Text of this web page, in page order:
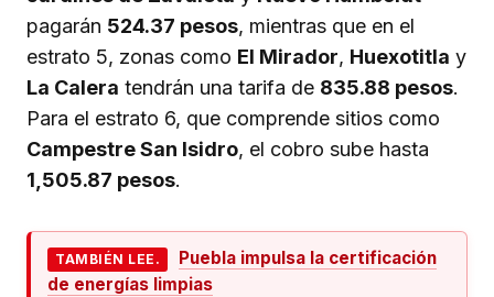
pagarán 524.37 pesos, mientras que en el
estrato 5, zonas como El Mirador, Huexotitla y
La Calera tendrán una tarifa de 835.88 pesos.
Para el estrato 6, que comprende sitios como
Campestre San Isidro, el cobro sube hasta
1,505.87 pesos.
TAMBIÉN LEE.
Puebla impulsa la certificación
de energías limpias